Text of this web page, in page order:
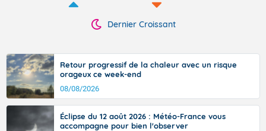
Dernier Croissant
Retour progressif de la chaleur avec un risque
orageux ce week-end
08/08/2026
Éclipse du 12 août 2026 : Météo-France vous
accompagne pour bien l'observer